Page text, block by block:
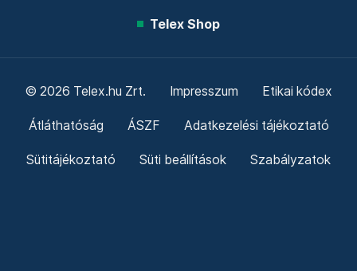
Telex Shop
© 2026 Telex.hu Zrt. Impresszum Etikai kódex
Átláthatóság ÁSZF Adatkezelési tájékoztató
Sütitájékoztató Süti beállítások Szabályzatok